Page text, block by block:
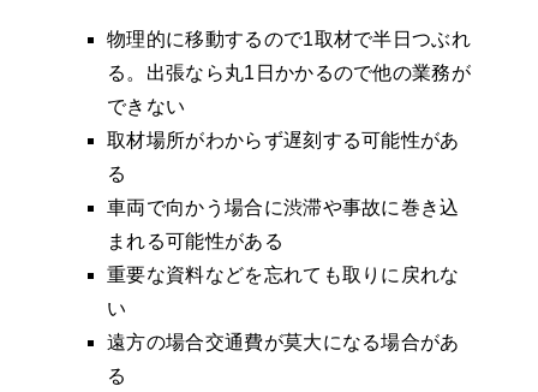
物理的に移動するので1取材で半日つぶれ
る。出張なら丸1日かかるので他の業務が
できない
取材場所がわからず遅刻する可能性があ
る
車両で向かう場合に渋滞や事故に巻き込
まれる可能性がある
重要な資料などを忘れても取りに戻れな
い
遠方の場合交通費が莫大になる場合があ
る